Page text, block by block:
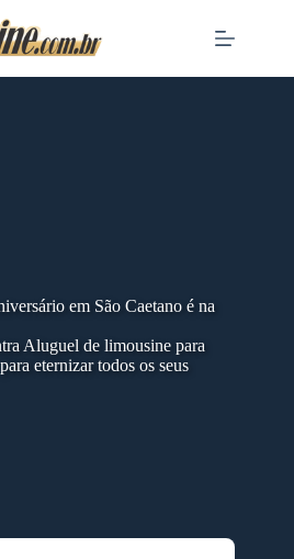
em São Caetano é na
Aluguel de limousine para
eternizar todos os seus